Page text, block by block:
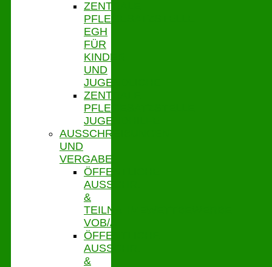
ZENTRALE
PFLEGESATZSTELLE
EGH
FÜR
KINDER
UND
JUGENDLICHE
ZENTRALE
PFLEGESATZSTELLE
JUGENDHILFE
AUSSCHREIBUNGEN
UND
VERGABE
ÖFFENTLICHE
AUSSCHR.
&
TEILNAHMEWETTBEWERBE
VOB/A
ÖFFENTLICHE
AUSSCHR.
&